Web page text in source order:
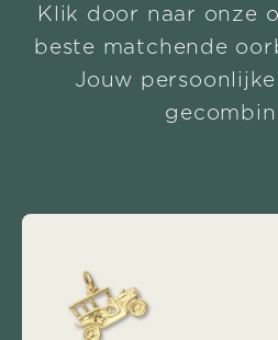
Klik door naar onze
beste matchende
Jouw